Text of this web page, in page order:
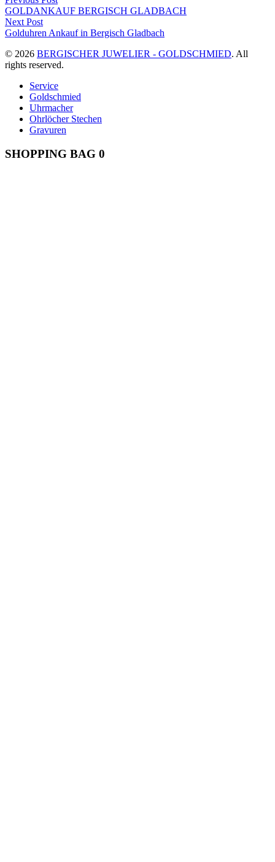
post:
GOLDANKAUF BERGISCH GLADBACH
Next PostNext
post:
Golduhren Ankauf in Bergisch Gladbach
© 2026 BERGISCHER JUWELIER - GOLDSCHMIED. All
rights reserved.
Service
Goldschmied
Uhrmacher
Ohrlöcher Stechen
Gravuren
SHOPPING BAG 0